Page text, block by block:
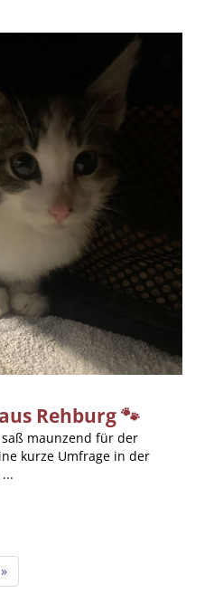
Rehburg 🐾
maunzend für der
kurze Umfrage in der
»